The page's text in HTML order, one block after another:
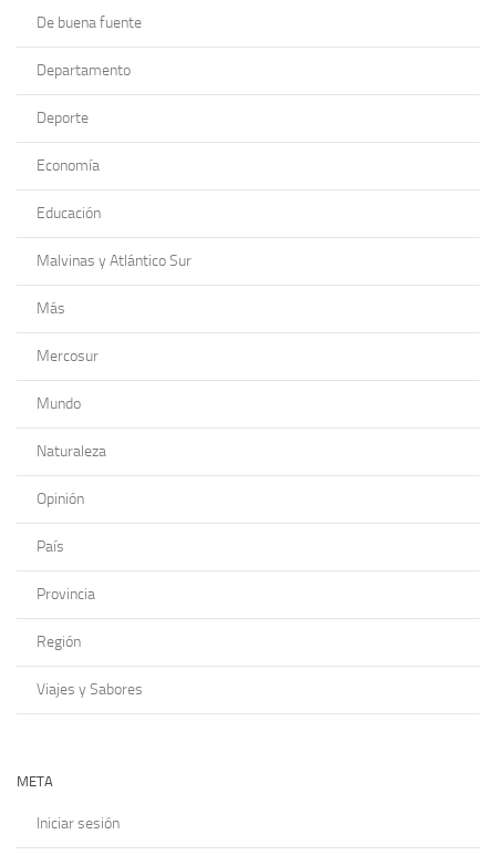
De buena fuente
Departamento
Deporte
Economía
Educación
Malvinas y Atlántico Sur
Más
Mercosur
Mundo
Naturaleza
Opinión
País
Provincia
Región
Viajes y Sabores
META
Iniciar sesión